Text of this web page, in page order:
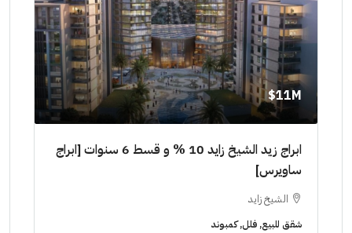
11M$
ابراج زيد الشيخ زايد 10 % و قسط 6 سنوات [ابراج
ساويرس]
الشيخ زايد
شقق للبيع, فلل, كمبوند